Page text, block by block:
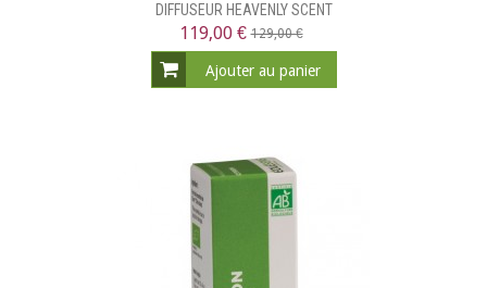
DIFFUSEUR HEAVENLY SCENT
119,00 €129,00 €
Ajouter au panier